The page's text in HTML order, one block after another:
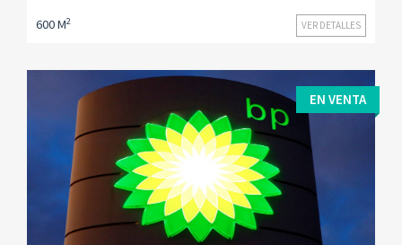
VER DETALLES
600 M2
EN VENTA